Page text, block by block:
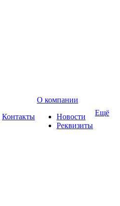
Контакты
О компании
Новости
Реквизиты
Ещё